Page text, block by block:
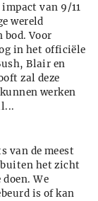
van 9/11
wereld
bod. Voor
in het officiële
Blair en
zal deze
werken
van de meest
het zicht
We
is of kan